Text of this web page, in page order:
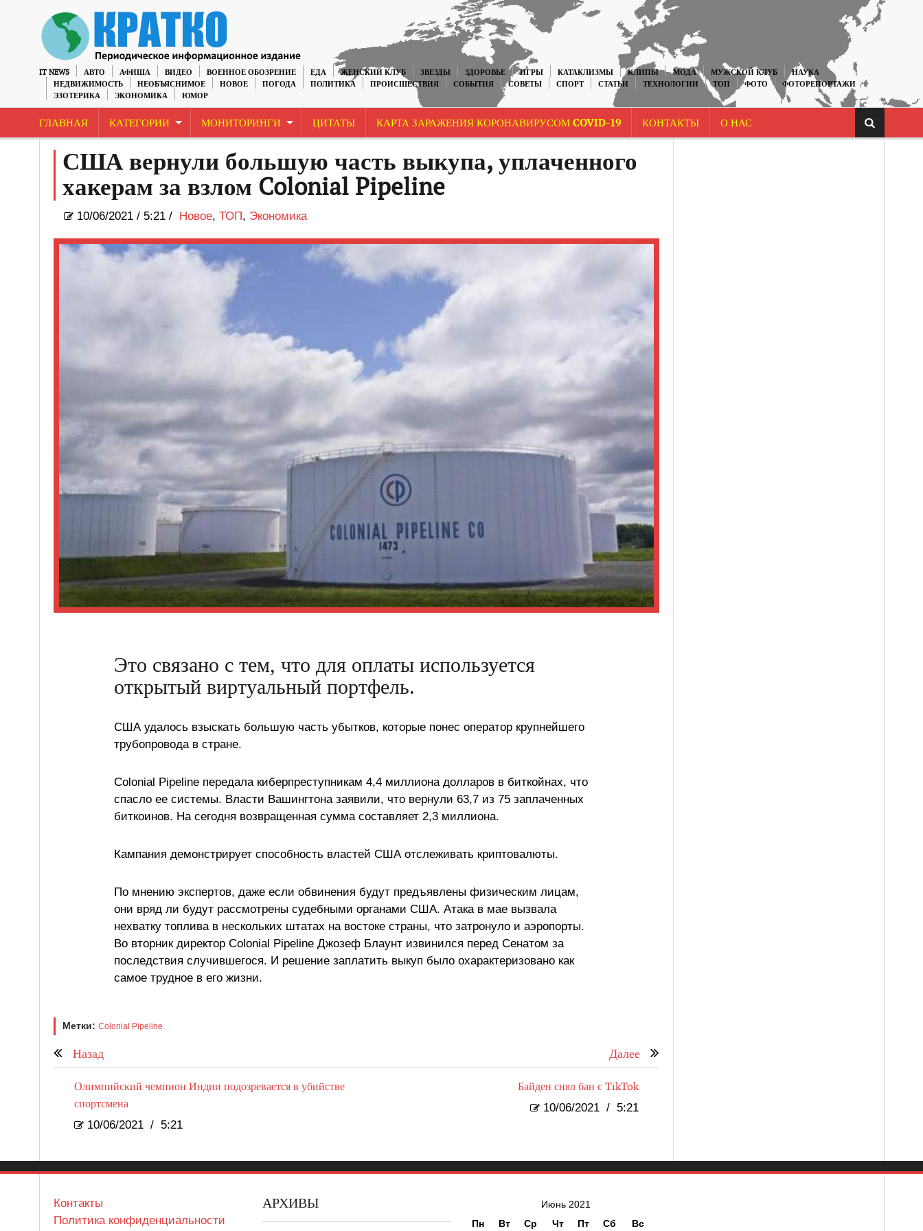
IT NEWS АВТО АФИША ВИДЕО ВОЕННОЕ ОБОЗРЕНИЕ ЕДА ЖЕНСКИЙ КЛУБ ЗВЕЗДЫ ЗДОРОВЬЕ ИГРЫ КАТАКЛИЗМЫ КЛИПЫ МОДА МУЖСКОЙ КЛУБ
НАУКА
НЕДВИЖИМОСТЬ
НЕОБЪЯСНИМОЕ НОВОЕ ПОГОДА ПОЛИТИКА ПРОИСШЕСТВИЯ СОБЫТИЯ СОВЕТЫ СПОРТ СТАТЬИ ТЕХНОЛОГИИ ТОП ФОТО
ФОТОРЕПОРТАЖИ
ЭЗОТЕРИКА
ЭКОНОМИКА ЮМОР
ГЛАВНАЯ КАТЕГОРИИ МОНИТОРИНГИ ЦИТАТЫ КАРТА ЗАРАЖЕНИЯ КОРОНАВИРУСОМ COVID-19 КОНТАКТЫ О НАС
США вернули большую часть выкупа, уплаченного
хакерам за взлом Colonial Pipeline
10/06/2021/ 5:21 / Новое, ТОП, Экономика
Это связано с тем, что для оплаты используется
открытый виртуальный портфель.
США удалось взыскать большую часть убытков, которые понес оператор крупнейшего
трубопровода в стране.
Colonial Pipeline передала киберпреступникам 4,4 миллиона долларов в биткойнах, что
спасло ее системы. Власти Вашингтона заявили, что вернули 63,7 из 75 заплаченных
биткоинов. На сегодня возвращенная сумма составляет 2,3 миллиона.
Кампания демонстрирует способность властей США отслеживать криптовалюты.
По мнению экспертов, даже если обвинения будут предъявлены физическим лицам,
они вряд ли будут рассмотрены судебными органами США. Атака в мае вызвала
нехватку топлива в нескольких штатах на востоке страны, что затронуло и аэропорты.
Во вторник директор Colonial Pipeline Джозеф Блаунт извинился перед Сенатом за
последствия случившегося. И решение заплатить выкуп было охарактеризовано как
самое трудное в его жизни.
Метки: Colonial Pipeline
Назад Далее
Олимпийский чемпион Индии подозревается в убийстве
спортсмена
10/06/2021 / 5:21
Байден снял бан с TikTok
10/06/2021 / 5:21
Контакты
Политика конфиденциальности
АРХИВЫ
Июнь 2021
Пн
Вт Ср Чт Пт Сб Вс